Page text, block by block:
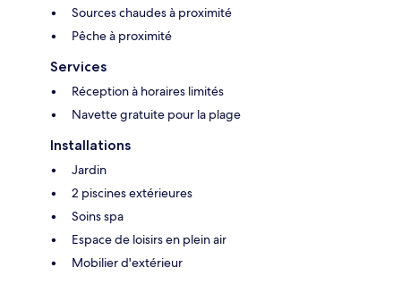
Sources chaudes à proximité
Pêche à proximité
Services
Réception à horaires limités
Navette gratuite pour la plage
Installations
Jardin
2 piscines extérieures
Soins spa
Espace de loisirs en plein air
Mobilier d'extérieur